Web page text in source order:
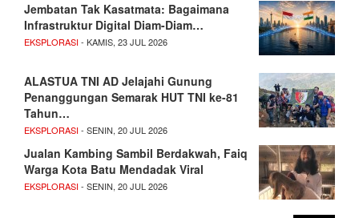
Jembatan Tak Kasatmata: Bagaimana
Infrastruktur Digital Diam-Diam…
EKSPLORASI- KAMIS, 23 JUL 2026
ALASTUA TNI AD Jelajahi Gunung
Penanggungan Semarak HUT TNI ke-81
Tahun…
EKSPLORASI- SENIN, 20 JUL 2026
Jualan Kambing Sambil Berdakwah, Faiq
Warga Kota Batu Mendadak Viral
EKSPLORASI- SENIN, 20 JUL 2026